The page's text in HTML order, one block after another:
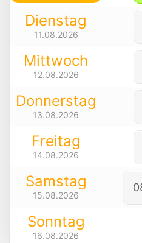
Dienstag
11.08.2026
Mittwoch
12.08.2026
Donnerstag
13.08.2026
Freitag
14.08.2026
Samstag
15.08.2026
Sonntag
16.08.2026